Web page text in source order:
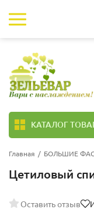
КАТАЛОГ
Главная / БОЛЬШИЕ
Цетиловый
Оставить отзыв